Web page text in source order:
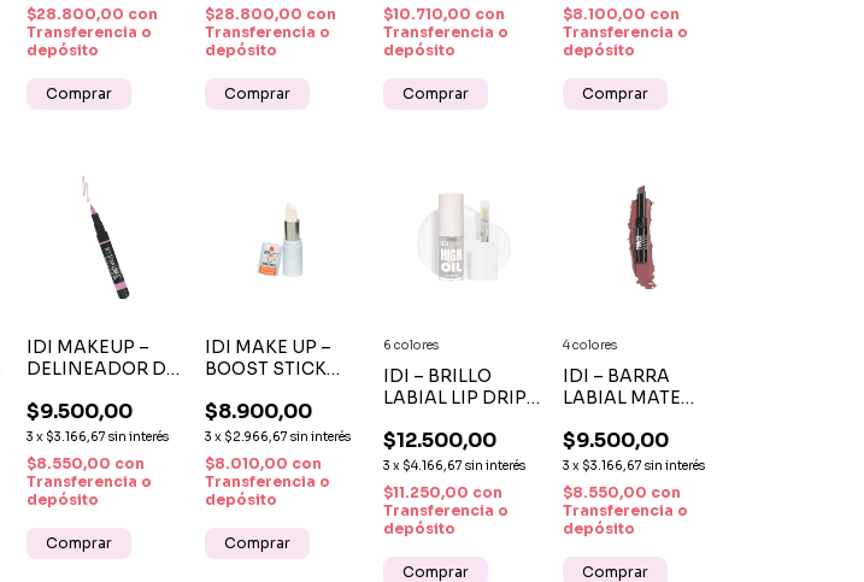
$28.800,00 con
Transferencia o
depósito
BLACKEST BLACK
$28.800,00 con
Transferencia o
depósito
Y CEJAS
$10.710,00 con
Transferencia o
depósito
CONTOUR N 04
COOPER
$8.100,00 con
Transferencia o
depósito
IDI MAKEUP –
DELINEADOR DE
STAR LINE 07
PINK PRECISIÓN
Y COLOR
$9.500,00
3 x $3.166,67 sin interés
$8.550,00 con
Transferencia o
depósito
IDI MAKE UP –
BOOST STICK
HIDRATANTE
CON VITAMINA C
INCOLORA
$8.900,00
3 x $2.966,67 sin interés
$8.010,00 con
Transferencia o
depósito
IDI – BRILLO
LABIAL LIP DRIP
HIDRATACIÓN Y
BRILLO INTENSO
$12.500,00
3 x $4.166,67 sin interés
$11.250,00 con
Transferencia o
depósito
6 colores
Comprar
IDI – BARRA
LABIAL MATE
LARGA
DURACIÓN ALTA
PIGMENTACIÓN
X 1 GR
$9.500,00
3 x $3.166,67 sin interés
$8.550,00 con
Transferencia o
depósito
4 colores
Comprar